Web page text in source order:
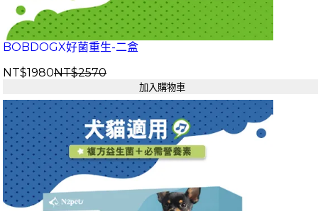
BOBDOGX好菌重生-二盒
NT$1980NT$2570
加入購物車